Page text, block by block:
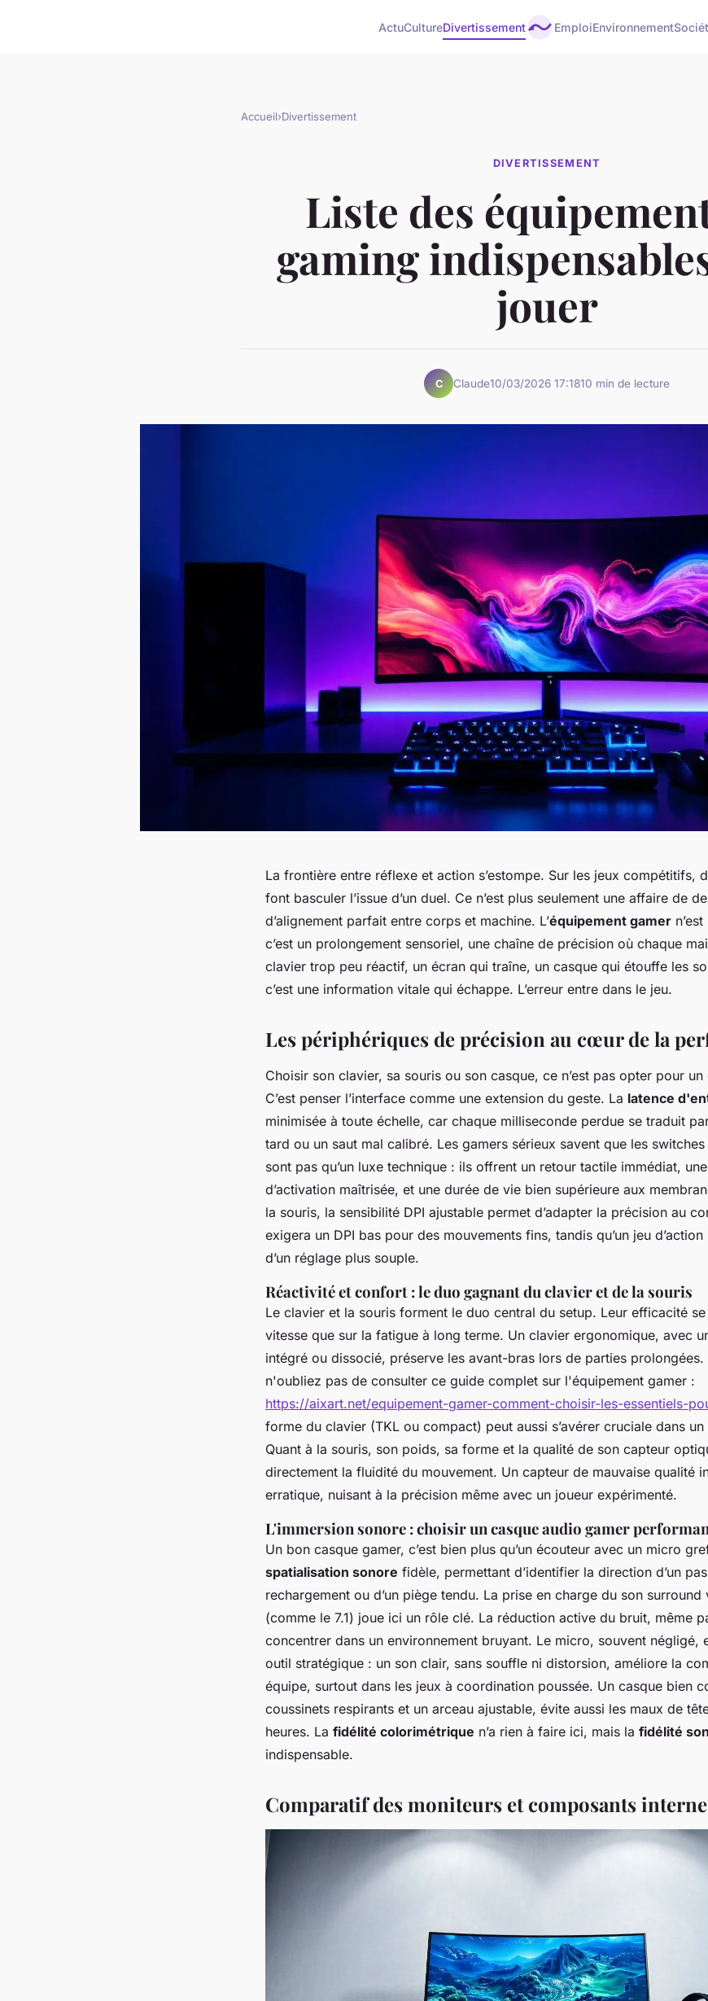
ActuCultureDivertissement EmploiEnvironnement
Accueil›Divertissement
DIVERTISSEMENT
Liste des
gaming
jouer
C Claude10/03/2026 17:1810 min de lecture
La frontière entre réflexe et action s’estompe. Sur les jeux compétitifs,
font basculer l’issue d’un duel. Ce n’est plus seulement une affaire de
d’alignement parfait entre corps et machine. L’équipement gamer
c’est un prolongement sensoriel, une chaîne de précision où chaque
clavier trop peu réactif, un écran qui traîne, un casque qui étouffe les
c’est une information vitale qui échappe. L’erreur entre dans le jeu.
Les périphériques de précision au cœur de la
Choisir son clavier, sa souris ou son casque, ce n’est pas opter pour
C’est penser l’interface comme une extension du geste. La latence
minimisée à toute échelle, car chaque milliseconde perdue se traduit
tard ou un saut mal calibré. Les gamers sérieux savent que les
sont pas qu’un luxe technique : ils offrent un retour tactile immédiat,
d’activation maîtrisée, et une durée de vie bien supérieure aux
la souris, la sensibilité DPI ajustable permet d’adapter la précision au
exigera un DPI bas pour des mouvements fins, tandis qu’un jeu
d’un réglage plus souple.
Réactivité et confort : le duo gagnant du clavier et de la souris
Le clavier et la souris forment le duo central du setup. Leur efficacité
vitesse que sur la fatigue à long terme. Un clavier ergonomique, avec
intégré ou dissocié, préserve les avant-bras lors de parties prolongées.
n'oubliez pas de consulter ce guide complet sur l'équipement gamer :
https://aixart.net/equipement-gamer-comment-choisir-les-essentiels-
forme du clavier (TKL ou compact) peut aussi s’avérer cruciale dans
Quant à la souris, son poids, sa forme et la qualité de son capteur
directement la fluidité du mouvement. Un capteur de mauvaise qualité
erratique, nuisant à la précision même avec un joueur expérimenté.
L'immersion sonore : choisir un casque audio gamer
Un bon casque gamer, c’est bien plus qu’un écouteur avec un micro
spatialisation sonore fidèle, permettant d’identifier la direction d’un
rechargement ou d’un piège tendu. La prise en charge du son
(comme le 7.1) joue ici un rôle clé. La réduction active du bruit, même
concentrer dans un environnement bruyant. Le micro, souvent négligé,
outil stratégique : un son clair, sans souffle ni distorsion, améliore la
équipe, surtout dans les jeux à coordination poussée. Un casque bien
coussinets respirants et un arceau ajustable, évite aussi les maux de
heures. La fidélité colorimétrique n’a rien à faire ici, mais la fidélité
indispensable.
Comparatif des moniteurs et composants